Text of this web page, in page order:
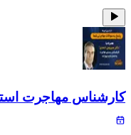
کارشناس مهاجرت